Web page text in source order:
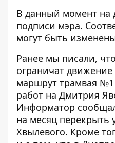
В данный момент на
подписи мэра.
могут быть
Ранее мы писали, что
ограничат
маршрут трамвая
работ на Дмитрия
Информатор
на месяц перекрыть
Хвылевого. Кроме